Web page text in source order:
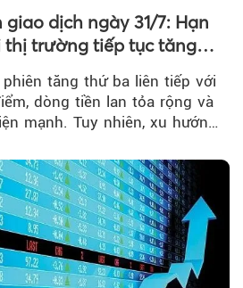
dịch ngày 31/7: Hạn
thị trường tiếp tục tăng
tăng thứ ba liên tiếp với
dòng tiền lan tỏa rộng và
mạnh. Tuy nhiên, xu hướng